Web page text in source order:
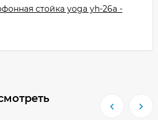
стойка yoga yh-26a -